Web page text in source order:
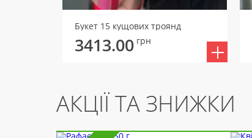
Букет 15 кущових троянд
3413.00 грн
АКЦІЇ ТА ЗНИЖКИ